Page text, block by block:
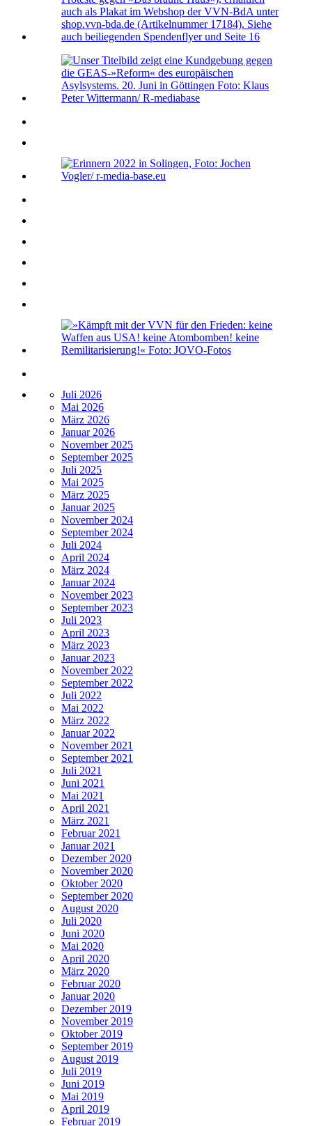
Juli 2026
Mai 2026
März 2026
Januar 2026
November 2025
September 2025
Juli 2025
Mai 2025
März 2025
Januar 2025
November 2024
September 2024
Juli 2024
April 2024
März 2024
Januar 2024
November 2023
September 2023
Juli 2023
April 2023
März 2023
Januar 2023
November 2022
September 2022
Juli 2022
Mai 2022
März 2022
Januar 2022
November 2021
September 2021
Juli 2021
Juni 2021
Mai 2021
April 2021
März 2021
Februar 2021
Januar 2021
Dezember 2020
November 2020
Oktober 2020
September 2020
August 2020
Juli 2020
Juni 2020
Mai 2020
April 2020
März 2020
Februar 2020
Januar 2020
Dezember 2019
November 2019
Oktober 2019
September 2019
August 2019
Juli 2019
Juni 2019
Mai 2019
April 2019
Februar 2019